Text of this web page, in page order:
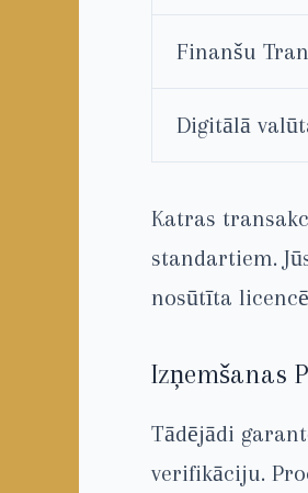
Finanšu
Digitālā
Katras
standartiem.
nosūtīta
Izņemšanas
Tādējādi
verifikāciju.